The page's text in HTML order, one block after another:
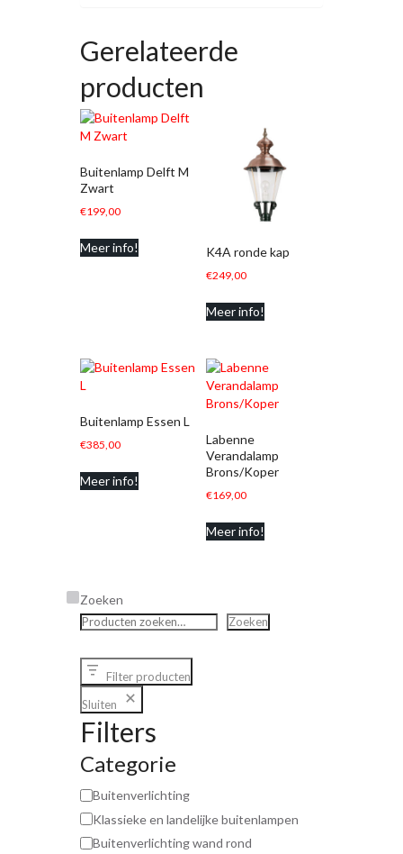
Gerelateerde
producten
Buitenlamp Delft M
Zwart
€199,00
Meer info! K4A ronde kap
€249,00
Meer info!
Buitenlamp Essen L
€385,00
Meer info!
Labenne
Verandalamp
Brons/Koper
€169,00
Meer info!
Zoeken
Zoeken
Filter producten
Sluiten
Filters
Categorie
Buitenverlichting
Klassieke en landelijke buitenlampen
Buitenverlichting wand rond